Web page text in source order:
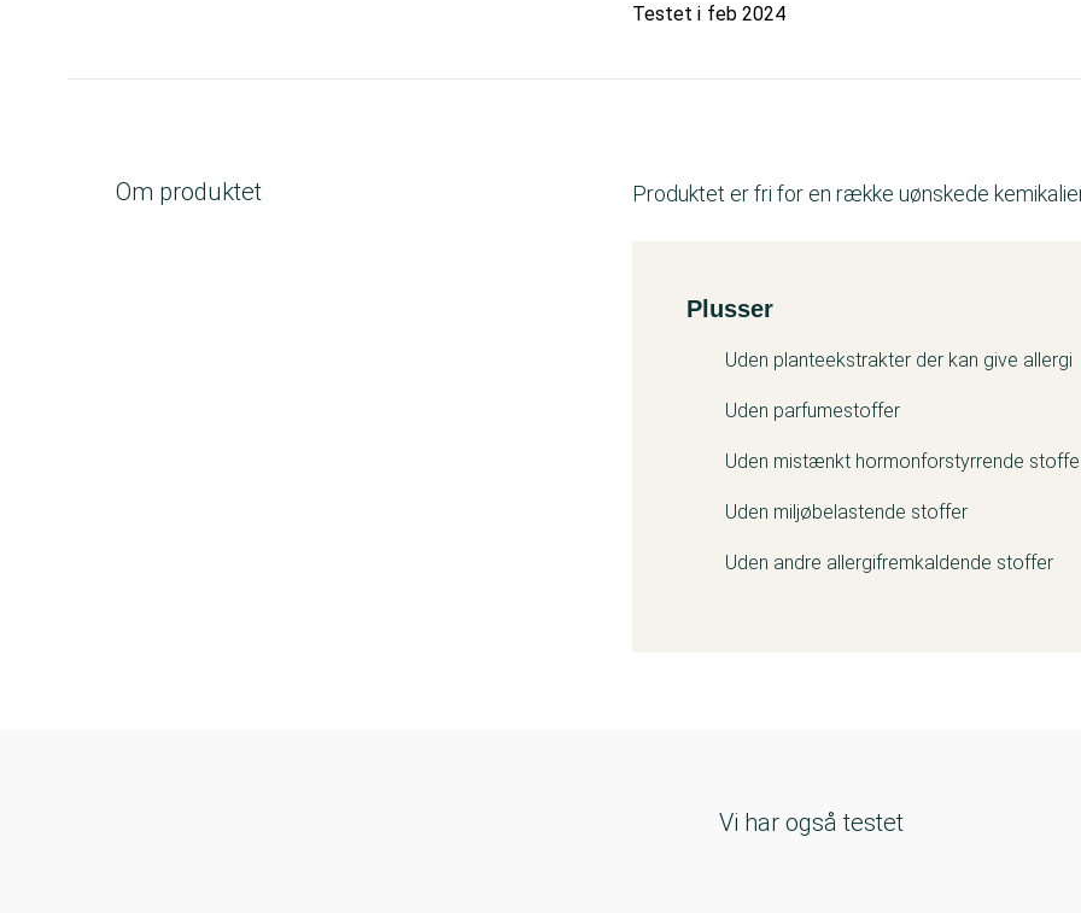
Testet i feb 2024
Om produktet Produktet er fri for en række uønskede
Kemitest
Plusser
Uden planteekstrakter der kan give allergi
Uden parfumestoffer
Uden mistænkt hormonforstyrrende
Uden miljøbelastende stoffer
Uden andre allergifremkaldende stoffer
Vi har også testet